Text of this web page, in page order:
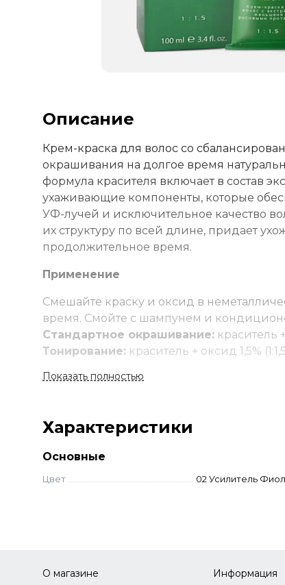
Описание
Крем-краска для волос со
окрашивания на долгое время
формула красителя включает в состав
ухаживающие компоненты, которые
УФ-лучей и исключительное качество
их структуру по всей длине, придает
продолжительное время.
Применение
Смешайте краску и оксид в
время. Смойте с шампунем и
Стандартное окрашивание: краситель
Тонирование: краситель + оксид 1,5%
до 2-3 тонов — 9% оксид, до 3–4 тонов —
Показать полностью
Характеристики
Основные
Цвет 02 Усилитель
О магазине Информация